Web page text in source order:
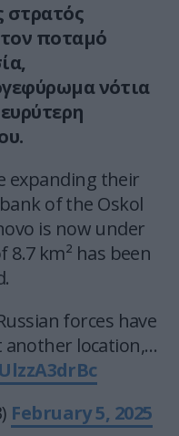
στρατός
ποταμό
νότια
expanding their
of the Oskol
is now under
8.7 km² has been
forces have
another location,…
February 5, 2025